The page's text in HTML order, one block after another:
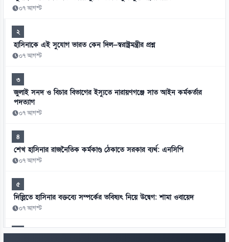
০৭ আগস্ট
২
হাসিনাকে এই সুযোগ ভারত কেন দিল—স্বরাষ্ট্রমন্ত্রীর প্রশ্ন
০৭ আগস্ট
৩
জুলাই সনদ ও বিচার বিভাগের ইস্যুতে নারায়ণগঞ্জে সাত আইন কর্মকর্তার
পদত্যাগ
০৭ আগস্ট
৪
শেখ হাসিনার রাজনৈতিক কর্মকাণ্ড ঠেকাতে সরকার ব্যর্থ: এনসিপি
০৭ আগস্ট
৫
দিল্লিতে হাসিনার বক্তব্যে সম্পর্কের ভবিষ্যৎ নিয়ে উদ্বেগ: শামা ওবায়েদ
০৭ আগস্ট
৬